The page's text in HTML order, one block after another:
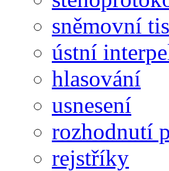
sněmovní
ústní
hlasování
usnesení
rozhodnutí
rejstříky